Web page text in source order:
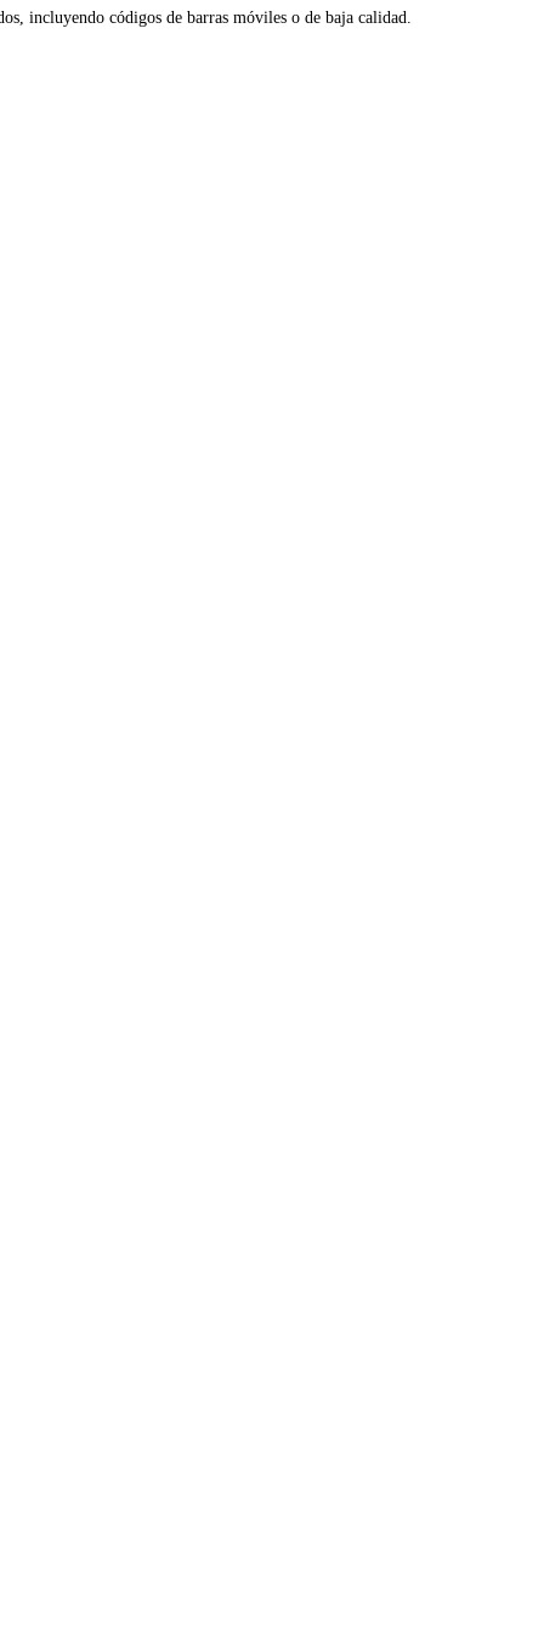
incluyendo códigos de barras móviles o de baja calidad.